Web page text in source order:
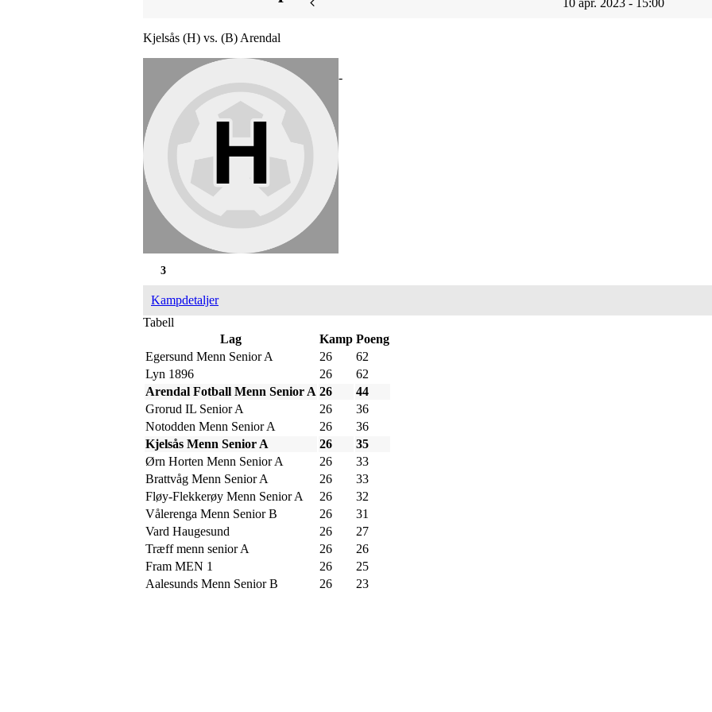
10 apr. 2023 - 15:00
Kjelsås (H) vs. (B) Arendal
-
3
Kampdetaljer
Tabell
Lag
Kamp Poeng
Egersund Menn Senior A
26
62
Lyn 1896
26
62
Arendal Fotball Menn Senior A 26
44
Grorud IL Senior A
26
36
Notodden Menn Senior A
26
36
Kjelsås Menn Senior A
26
35
Ørn Horten Menn Senior A
26
33
Brattvåg Menn Senior A
26
33
Fløy-Flekkerøy Menn Senior A
26
32
Vålerenga Menn Senior B
26
31
Vard Haugesund
26
27
Træff menn senior A
26
26
Fram MEN 1
26
25
Aalesunds Menn Senior B
26 23